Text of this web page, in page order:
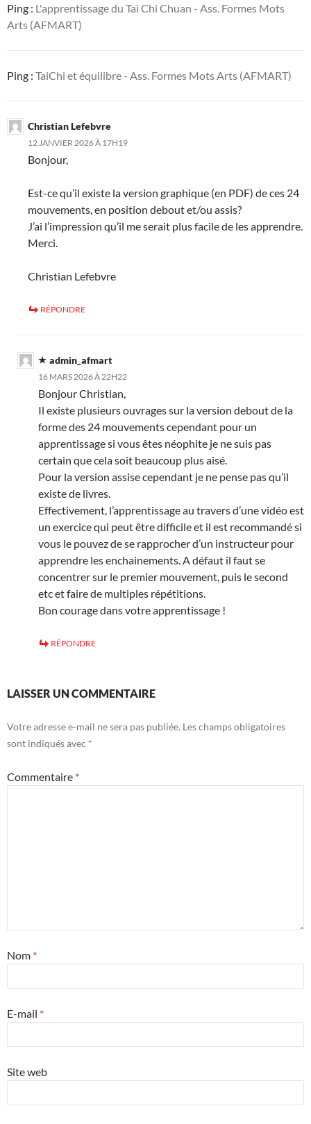
Ping : L'apprentissage du Tai Chi Chuan - Ass. Formes Mots
Arts (AFMART)
Ping : TaiChi et équilibre - Ass. Formes Mots Arts (AFMART)
Christian Lefebvre
12 JANVIER 2026 À 17H19
Bonjour,
Est-ce qu’il existe la version graphique (en PDF) de ces 24
mouvements, en position debout et/ou assis?
J’ai l’impression qu’il me serait plus facile de les apprendre.
Merci.
Christian Lefebvre
RÉPONDRE
admin_afmart
16 MARS 2026 À 22H22
Bonjour Christian,
Il existe plusieurs ouvrages sur la version debout de la
forme des 24 mouvements cependant pour un
apprentissage si vous êtes néophite je ne suis pas
certain que cela soit beaucoup plus aisé.
Pour la version assise cependant je ne pense pas qu’il
existe de livres.
Effectivement, l’apprentissage au travers d’une vidéo est
un exercice qui peut être difficile et il est recommandé si
vous le pouvez de se rapprocher d’un instructeur pour
apprendre les enchainements. A défaut il faut se
concentrer sur le premier mouvement, puis le second
etc et faire de multiples répétitions.
Bon courage dans votre apprentissage !
RÉPONDRE
LAISSER UN COMMENTAIRE
Votre adresse e-mail ne sera pas publiée. Les champs obligatoires
sont indiqués avec *
Commentaire *
Nom *
E-mail *
Site web